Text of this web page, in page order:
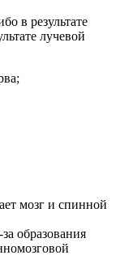
в результате
лучевой
мозг и спинной
образования